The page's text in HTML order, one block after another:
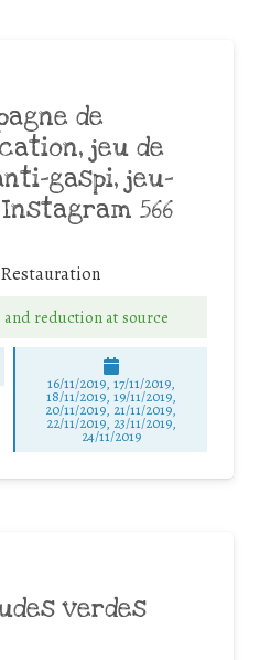
de
jeu de
gaspi, jeu-
566
reduction at source
16/11/2019, 17/11/2019,
18/11/2019, 19/11/2019,
20/11/2019, 21/11/2019,
22/11/2019, 23/11/2019,
24/11/2019
verdes